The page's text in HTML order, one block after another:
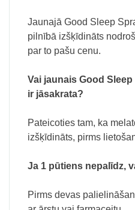
Jaunajā Good Sleep
pilnībā izšķīdināts
par to pašu cenu.
Vai jaunais Good
ir jāsakrata?
Pateicoties tam, ka
izšķīdināts, pirms
Ja 1 pūtiens nepalīdz,
Pirms devas